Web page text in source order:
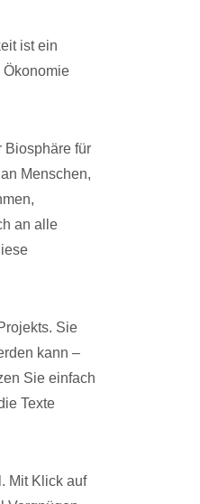
ist ein
Ökonomie
Biosphäre für
Menschen,
an alle
Sie
kann –
Sie einfach
Texte
Mit Klick auf